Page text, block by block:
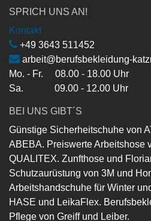
SPRICH UNS AN!
Kontakt
+49 3643 511452
arbeit@berufsbekleidung-
Mo. - Fr. 08.00 - 18.00 Uhr
Sa. 09.00 - 12.00 Uhr
BEI UNS GIBT´S
Günstige Sicherheitschuhe von
ABEBA. Preiswerte Arbeitshose
QUALITEX. Zunfthose und
Schutzaurüstung von 3M und
Arbeitshandschuhe für Winter
HASE und LeikaFlex.
Pflege von Greiff und Leiber.